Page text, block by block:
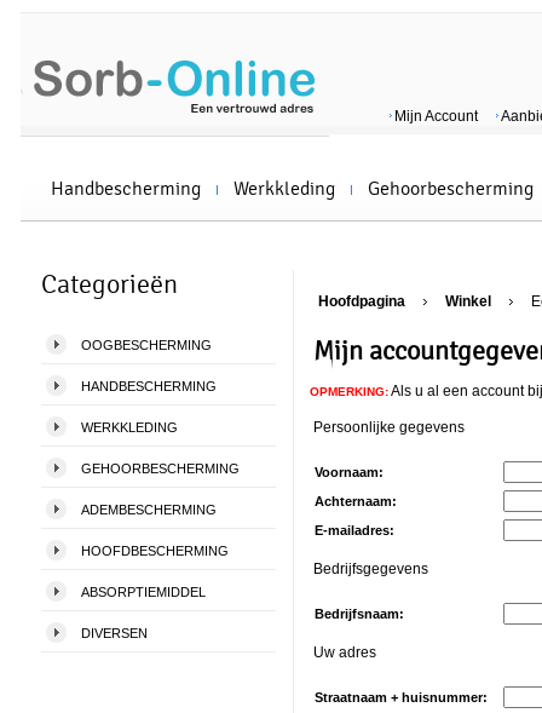
Mijn Account
Handbescherming Werkkleding Gehoorbescherming
Categorieën
OOGBESCHERMING
HANDBESCHERMING
WERKKLEDING
GEHOORBESCHERMING
ADEMBESCHERMING
HOOFDBESCHERMING
ABSORPTIEMIDDEL
DIVERSEN
Hoofdpagina Winkel
Mijn
OPMERKING:Als u al een account
Persoonlijke gegevens
Voornaam:
Achternaam:
E-mailadres:
Bedrijfsgegevens
Bedrijfsnaam:
Uw adres
Straatnaam + huisnummer: